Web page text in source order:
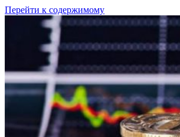
Перейти к содержимому